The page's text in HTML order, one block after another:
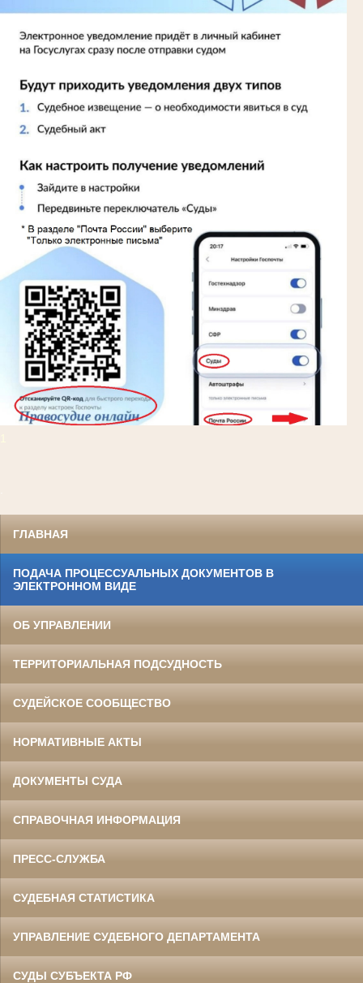
ГЛАВНАЯ
ПОДАЧА ПРОЦЕССУАЛЬНЫХ ДОКУМЕНТОВ В
ЭЛЕКТРОННОМ ВИДЕ
ОБ УПРАВЛЕНИИ
ТЕРРИТОРИАЛЬНАЯ ПОДСУДНОСТЬ
СУДЕЙСКОЕ СООБЩЕСТВО
НОРМАТИВНЫЕ АКТЫ
ДОКУМЕНТЫ СУДА
СПРАВОЧНАЯ ИНФОРМАЦИЯ
ПРЕСС-СЛУЖБА
СУДЕБНАЯ СТАТИСТИКА
УПРАВЛЕНИЕ СУДЕБНОГО ДЕПАРТАМЕНТА
СУДЫ СУБЪЕКТА РФ